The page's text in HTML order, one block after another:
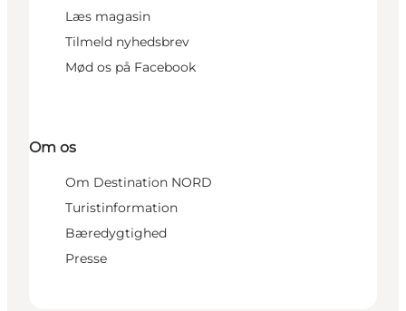
Læs magasin
Tilmeld nyhedsbrev
Mød os på Facebook
Om os
Om Destination NORD
Turistinformation
Bæredygtighed
Presse